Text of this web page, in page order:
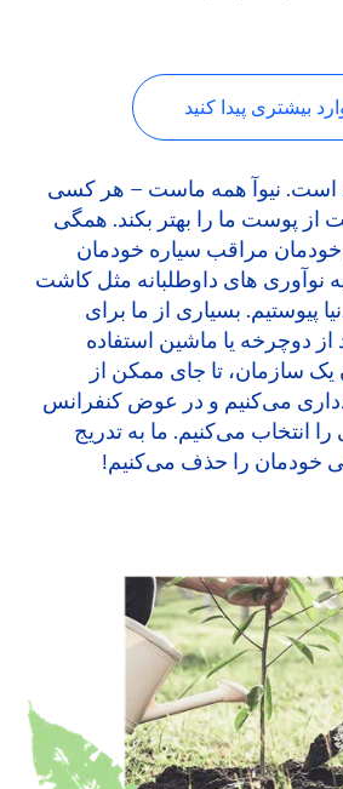
بیشتری پیدا کنید
است. نیوآ همه ماست – هر کسی
از پوست ما را بهتر بکند. همگی
مراقب سیاره خودمان
نوآوری های داوطلبانه مثل کاشت
پیوستیم. بسیاری از ما برای
دوچرخه یا ماشین استفاده
یک سازمان، تا جای ممکن از
می‌کنیم و در عوض کنفرانس
انتخاب می‌کنیم. ما به تدریج
خودمان را حذف می‌کنیم!